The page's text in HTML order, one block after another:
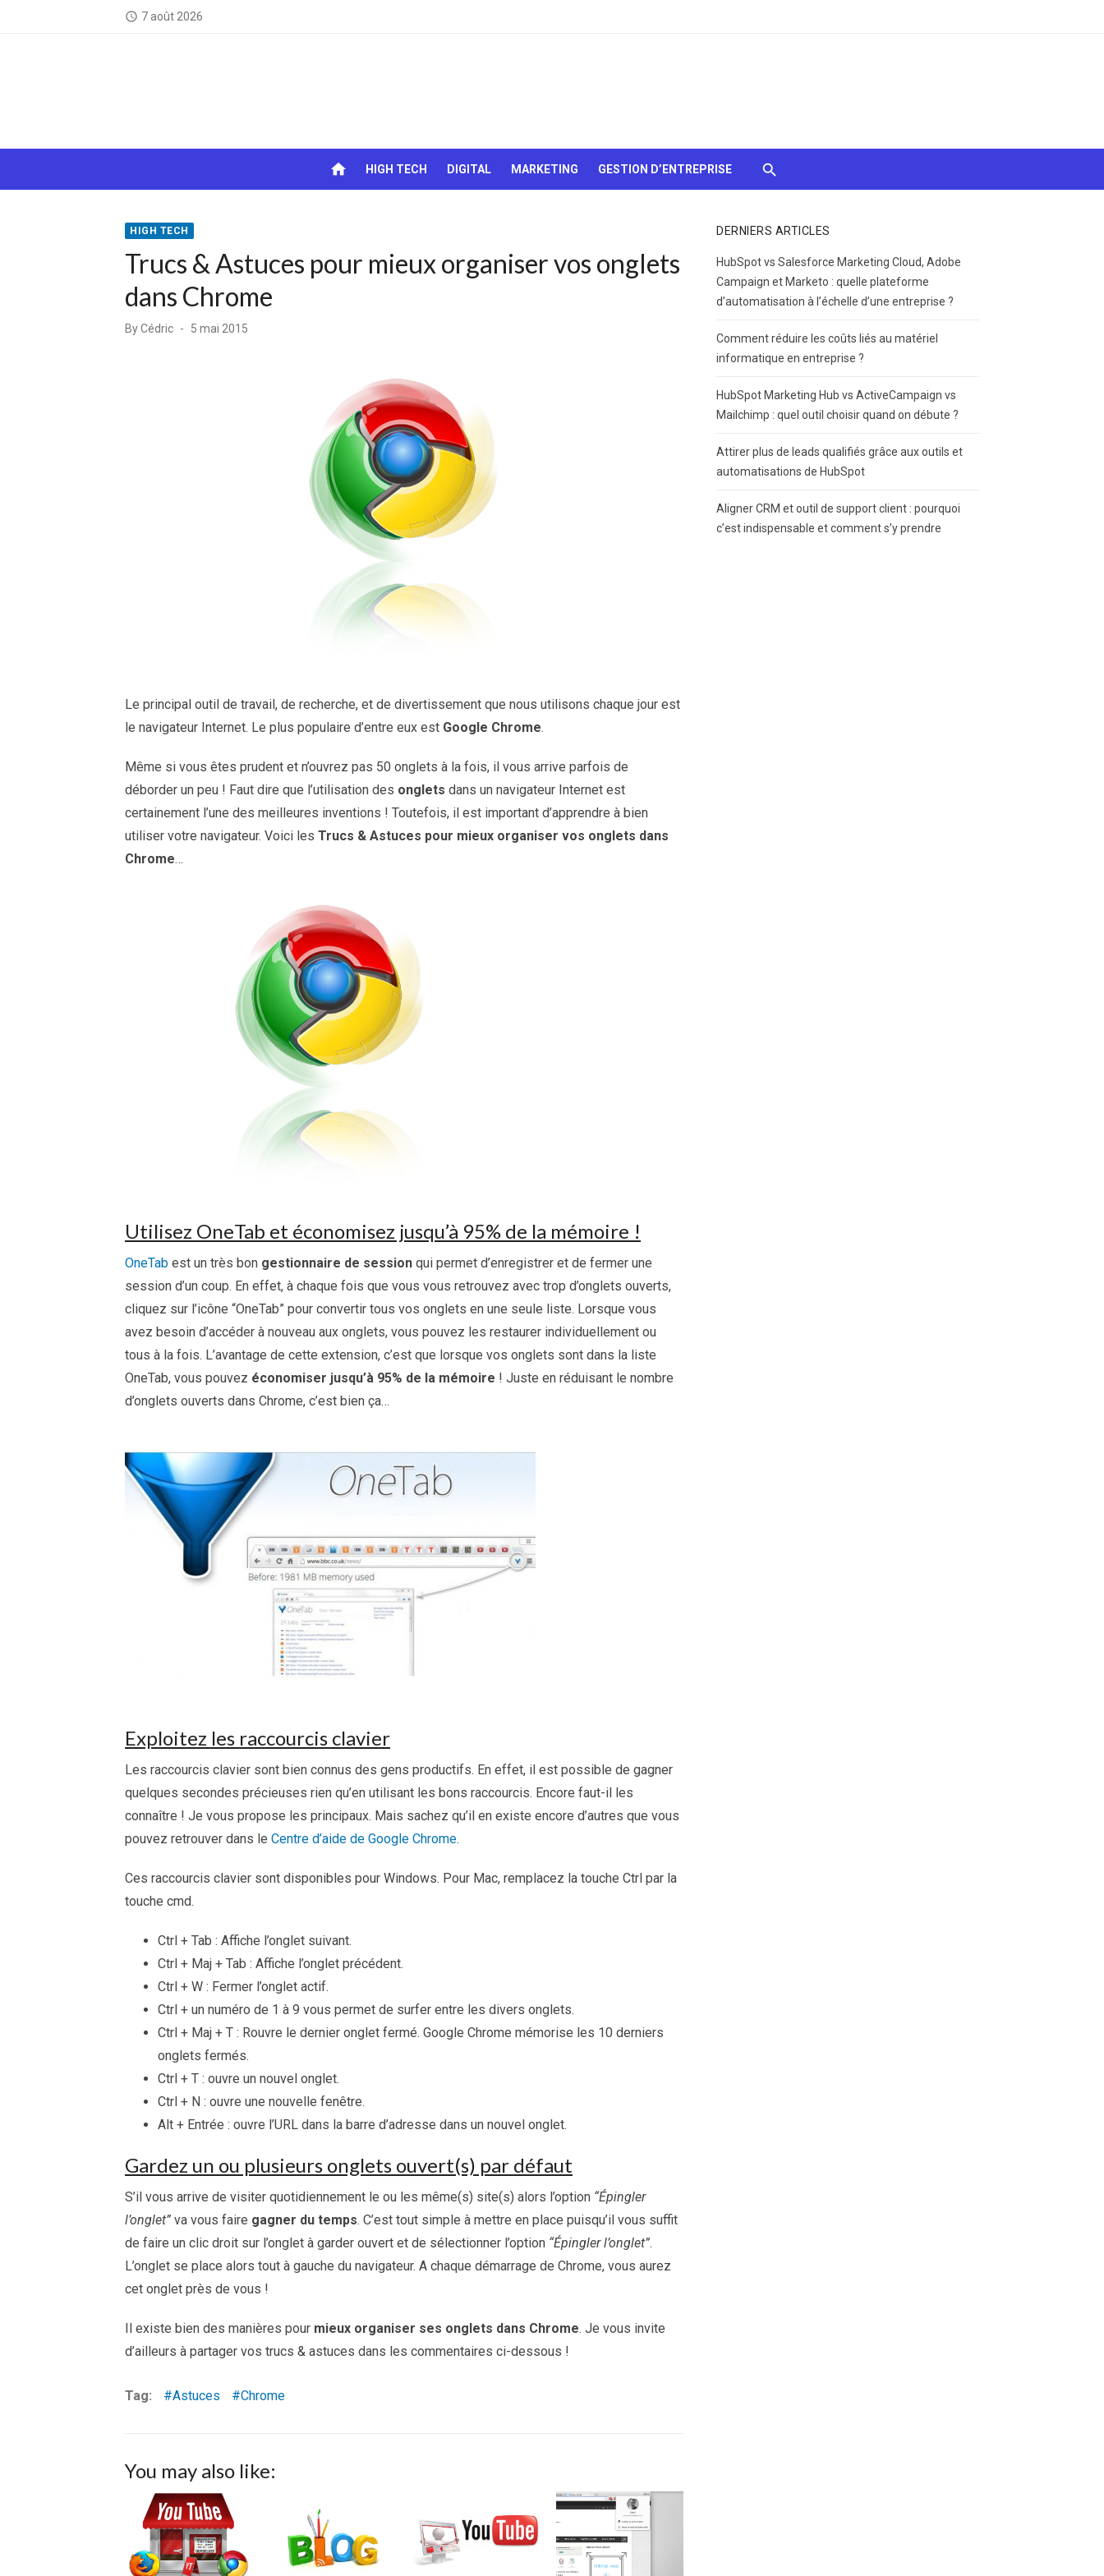
access_time 7 août 2026
chocolats…
home HIGH TECH DIGITAL MARKETING GESTION D’ENTREPRISE
HIGH TECH
Trucs & Astuces pour mieux organiser vos onglets
dans Chrome
ByCédric
Posted
5 mai 2015
Le principal outil de travail, de recherche, et de divertissement que nous utilisons chaque jour est
le navigateur Internet. Le plus populaire d’entre eux est Google Chrome.
Même si vous êtes prudent et n’ouvrez pas 50 onglets à la fois, il vous arrive parfois de
déborder un peu ! Faut dire que l’utilisation des onglets dans un navigateur Internet est
certainement l’une des meilleures inventions ! Toutefois, il est important d’apprendre à bien
utiliser votre navigateur. Voici les Trucs & Astuces pour mieux organiser vos onglets dans
Chrome…
Utilisez OneTab et économisez jusqu’à 95% de la mémoire !
OneTab est un très bon gestionnaire de session qui permet d’enregistrer et de fermer une
session d’un coup. En effet, à chaque fois que vous vous retrouvez avec trop d’onglets ouverts,
cliquez sur l’icône “OneTab” pour convertir tous vos onglets en une seule liste. Lorsque vous
avez besoin d’accéder à nouveau aux onglets, vous pouvez les restaurer individuellement ou
tous à la fois. L’avantage de cette extension, c’est que lorsque vos onglets sont dans la liste
OneTab, vous pouvez économiser jusqu’à 95% de la mémoire ! Juste en réduisant le nombre
d’onglets ouverts dans Chrome, c’est bien ça…
Exploitez les raccourcis clavier
Les raccourcis clavier sont bien connus des gens productifs. En effet, il est possible de gagner
quelques secondes précieuses rien qu’en utilisant les bons raccourcis. Encore faut-il les
connaître ! Je vous propose les principaux. Mais sachez qu’il en existe encore d’autres que vous
pouvez retrouver dans le Centre d’aide de Google Chrome.
Ces raccourcis clavier sont disponibles pour Windows. Pour Mac, remplacez la touche Ctrl par la
touche cmd.
Ctrl + Tab : Affiche l’onglet suivant.
Ctrl + Maj + Tab : Affiche l’onglet précédent.
Ctrl + W : Fermer l’onglet actif.
Ctrl + un numéro de 1 à 9 vous permet de surfer entre les divers onglets.
Ctrl + Maj + T : Rouvre le dernier onglet fermé. Google Chrome mémorise les 10 derniers
onglets fermés.
Ctrl + T : ouvre un nouvel onglet.
Ctrl + N : ouvre une nouvelle fenêtre.
Alt + Entrée : ouvre l’URL dans la barre d’adresse dans un nouvel onglet.
Gardez un ou plusieurs onglets ouvert(s) par défaut
S’il vous arrive de visiter quotidiennement le ou les même(s) site(s) alors l’option “Épingler
l’onglet” va vous faire gagner du temps. C’est tout simple à mettre en place puisqu’il vous suffit
de faire un clic droit sur l’onglet à garder ouvert et de sélectionner l’option “Épingler l’onglet”.
L’onglet se place alors tout à gauche du navigateur. A chaque démarrage de Chrome, vous aurez
cet onglet près de vous !
Il existe bien des manières pour mieux organiser ses onglets dans Chrome. Je vous invite
d’ailleurs à partager vos trucs & astuces dans les commentaires ci-dessous !
Tag: Astuces Chrome
You may also like:
DERNIERS ARTICLES
HubSpot vs Salesforce Marketing Cloud, Adobe
Campaign et Marketo : quelle plateforme
d’automatisation à l’échelle d’une entreprise ?
Comment réduire les coûts liés au matériel
informatique en entreprise ?
HubSpot Marketing Hub vs ActiveCampaign vs
Mailchimp : quel outil choisir quand on débute ?
Attirer plus de leads qualifiés grâce aux outils et
automatisations de HubSpot
Aligner CRM et outil de support client : pourquoi
c’est indispensable et comment s’y prendre